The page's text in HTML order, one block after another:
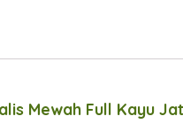
Mewah Full Kayu